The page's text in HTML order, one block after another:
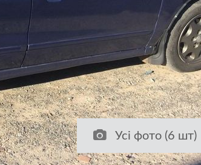
Усі фото (6 шт)